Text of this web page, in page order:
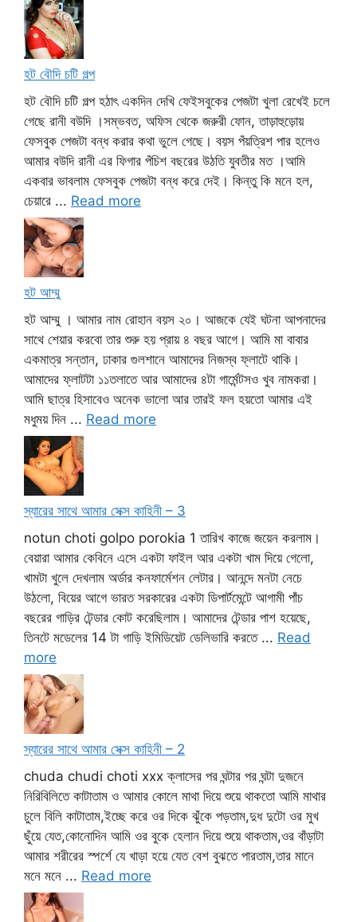
হট বৌদি চটি গল্প
হট বৌদি চটি গল্প হঠাৎ একদিন দেখি ফেইসবুকের পেজটা খুলা রেখেই চলে
গেছে রানী বউদি ।সম্ভবত, অফিস থেকে জরুরী ফোন, তাড়াহুড়োয়
ফেসবুক পেজটা বন্ধ করার কথা ভুলে গেছে। বয়স পঁয়ত্রিশ পার হলেও
আমার বউদি রানী এর ফিগার পঁচিশ বছরের উঠতি যুবতীর মত ।আমি
একবার ভাবলাম ফেসবুক পেজটা বন্ধ করে দেই। কিন্তু কি মনে হল,
চেয়ারে ... Read more
হট আম্মু
হট আম্মু । আমার নাম রোহান বয়স ২০। আজকে যেই ঘটনা আপনাদের
সাথে শেয়ার করবো তার শুরু হয় প্রায় ৪ বছর আগে। আমি মা বাবার
একমাত্র সন্তান, ঢাকার গুলশানে আমাদের নিজস্ব ফ্লাটে থাকি।
আমাদের ফ্লাটটা ১১তলাতে আর আমাদের ৪টা গার্মেন্টসও খুব নামকরা।
আমি ছাত্র হিসাবেও অনেক ভালো আর তারই ফল হয়তো আমার এই
মধুময় দিন ... Read more
স্যারের সাথে আমার সেক্স কাহিনী – 3
notun choti golpo porokia 1 তারিখ কাজে জয়েন করলাম।
বেয়ারা আমার কেবিনে এসে একটা ফাইল আর একটা খাম দিয়ে গেলো,
খামটা খুলে দেখলাম অর্ডার কনফার্মেশন লেটার। আনন্দে মনটা নেচে
উঠলো, বিয়ের আগে ভারত সরকারের একটা ডিপার্টমেন্টে আগামী পাঁচ
বছরের গাড়ির টেন্ডার কোট করেছিলাম। আমাদের টেন্ডার পাশ হয়েছে,
তিনটে মডেলের 14 টা গাড়ি ইমিডিয়েট ডেলিভারি করতে ... Read
more
স্যারের সাথে আমার সেক্স কাহিনী – 2
chuda chudi choti xxx ক্লাসের পর ঘন্টার পর ঘন্টা দুজনে
নিরিবিলিতে কাটাতাম ও আমার কোলে মাথা দিয়ে শুয়ে থাকতো আমি মাথার
চুলে বিলি কাটাতাম,ইচ্ছে করে ওর দিকে ঝুঁকে পড়তাম,দুধ দুটো ওর মুখ
ছুঁয়ে যেত,কোনোদিন আমি ওর বুকে হেলান দিয়ে শুয়ে থাকতাম,ওর বাঁড়াটা
আমার শরীরের স্পর্শে যে খাড়া হয়ে যেত বেশ বুঝতে পারতাম,তার মানে
মনে মনে ... Read more